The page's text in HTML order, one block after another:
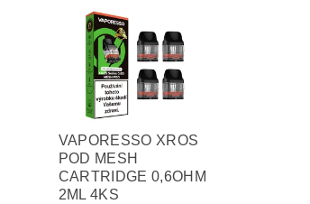
VAPORESSO XROS
POD MESH
CARTRIDGE 0,6OHM
2ML 4KS